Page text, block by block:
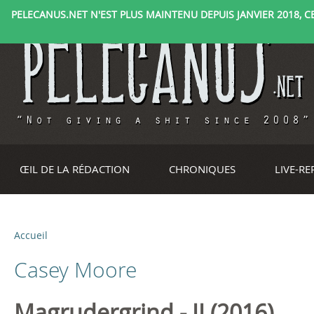
PELECANUS.NET N'EST PLUS MAINTENU DEPUIS JANVIER 2018,
ŒIL DE LA RÉDACTION CHRONIQUES LIVE-
V
o
u
Accueil
Casey Moore